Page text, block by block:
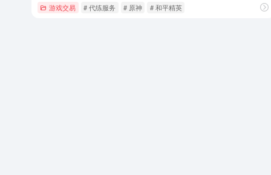
游戏交易 # 代练服务 # 原神 # 和平精英